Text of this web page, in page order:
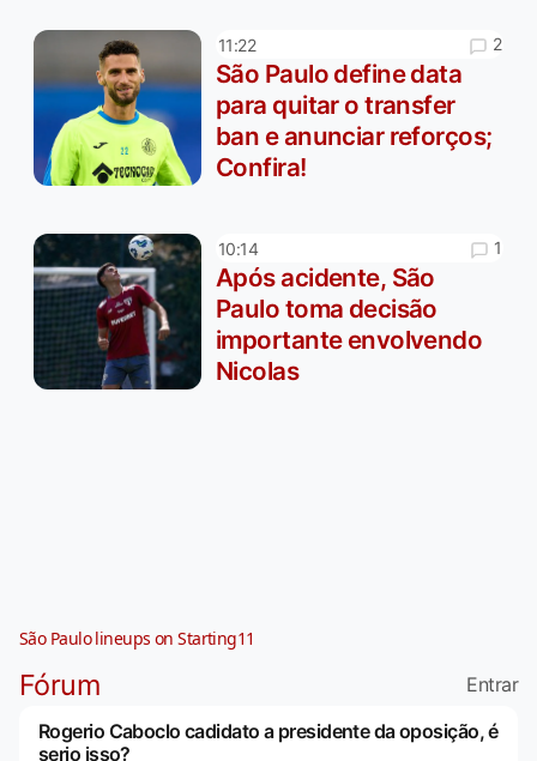
11:22 2
São Paulo define data
para quitar o transfer
ban e anunciar reforços;
Confira!
10:14 1
Após acidente, São
Paulo toma decisão
importante envolvendo
Nicolas
São Paulo lineups on Starting11
Fórum
Entrar
Rogerio Caboclo cadidato a presidente da oposição, é
serio isso?